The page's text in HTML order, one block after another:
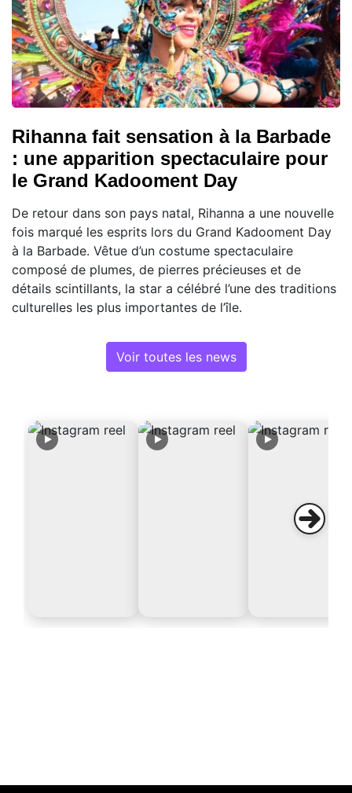
Rihanna fait sensation à la Barbade
: une apparition spectaculaire pour
le Grand Kadooment Day
De retour dans son pays natal, Rihanna a une nouvelle
fois marqué les esprits lors du Grand Kadooment Day
à la Barbade. Vêtue d’un costume spectaculaire
composé de plumes, de pierres précieuses et de
détails scintillants, la star a célébré l’une des traditions
culturelles les plus importantes de l’île.
Voir toutes les news